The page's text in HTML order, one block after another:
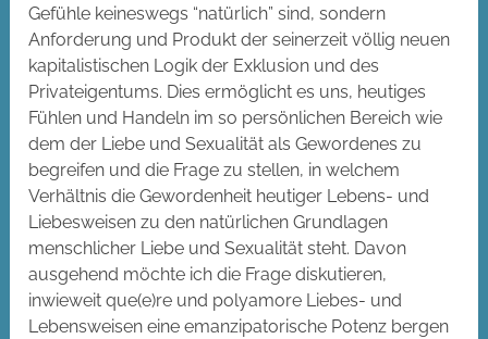
Gefühle keineswegs “natürlich” sind, sondern
Anforderung und Produkt der seinerzeit völlig neuen
kapitalistischen Logik der Exklusion und des
Privateigentums. Dies ermöglicht es uns, heutiges
Fühlen und Handeln im so persönlichen Bereich wie
dem der Liebe und Sexualität als Gewordenes zu
begreifen und die Frage zu stellen, in welchem
Verhältnis die Gewordenheit heutiger Lebens- und
Liebesweisen zu den natürlichen Grundlagen
menschlicher Liebe und Sexualität steht. Davon
ausgehend möchte ich die Frage diskutieren,
inwieweit que(e)re und polyamore Liebes- und
Lebensweisen eine emanzipatorische Potenz bergen